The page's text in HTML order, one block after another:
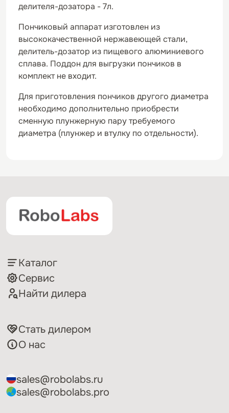
делителя-дозатора - 7л.
Пончиковый аппарат изготовлен из
высококачественной нержавеющей стали,
делитель-дозатор из пищевого алюминиевого
сплава. Поддон для выгрузки пончиков в
комплект не входит.
Для приготовления пончиков другого диаметра
необходимо дополнительно приобрести
сменную плунжерную пару требуемого
диаметра (плунжер и втулку по отдельности).
Каталог
Сервис
Найти дилера
Стать дилером
О нас
sales@robolabs.ru
sales@robolabs.pro